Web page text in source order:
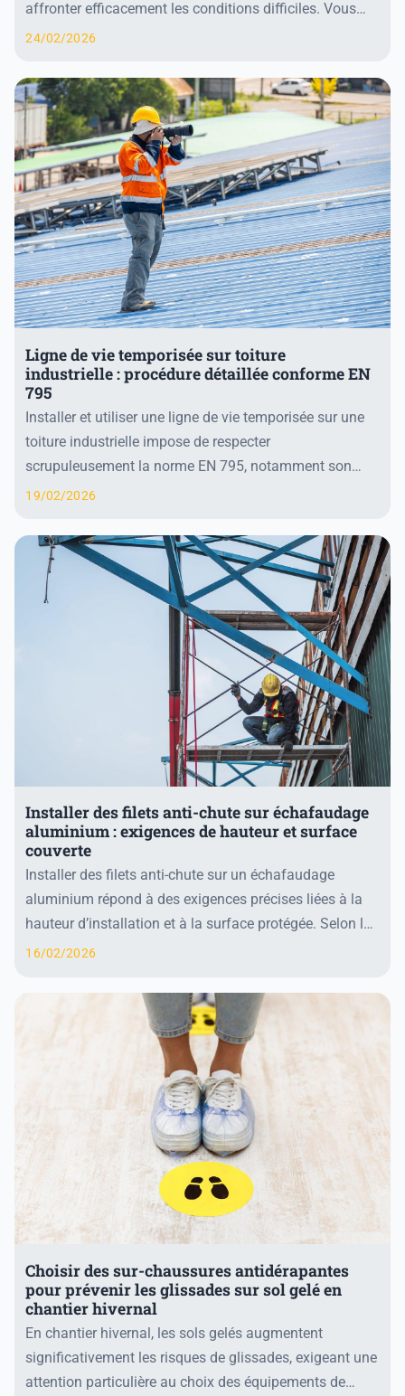
affronter efficacement les conditions difficiles. Vous
devez équiper votre véhicule de pneus hiver 3...
24/02/2026
Ligne de vie temporisée sur toiture
industrielle : procédure détaillée conforme EN
795
Installer et utiliser une ligne de vie temporisée sur une
toiture industrielle impose de respecter
scrupuleusement la norme EN 795, notamment son
type C dédié aux lignes de vie horizontales mobiles. C...
19/02/2026
Installer des filets anti-chute sur échafaudage
aluminium : exigences de hauteur et surface
couverte
Installer des filets anti-chute sur un échafaudage
aluminium répond à des exigences précises liées à la
hauteur d’installation et à la surface protégée. Selon le
Code du travail français, le filet doi...
16/02/2026
Choisir des sur-chaussures antidérapantes
pour prévenir les glissades sur sol gelé en
chantier hivernal
En chantier hivernal, les sols gelés augmentent
significativement les risques de glissades, exigeant une
attention particulière au choix des équipements de